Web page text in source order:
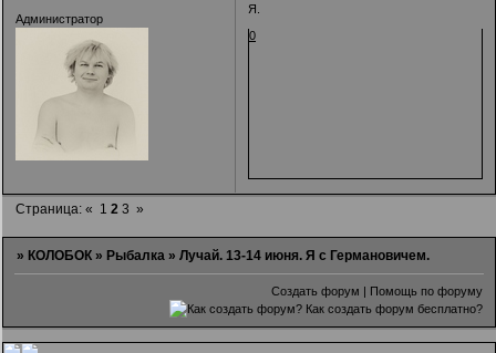
Администратор
Я.
0
Страница:« 1 2 3 »
» КОЛОБОК » Рыбалка »Лучай. 13-14 июня. Я с Германовичем.
Создать форум | Помощь по форуму